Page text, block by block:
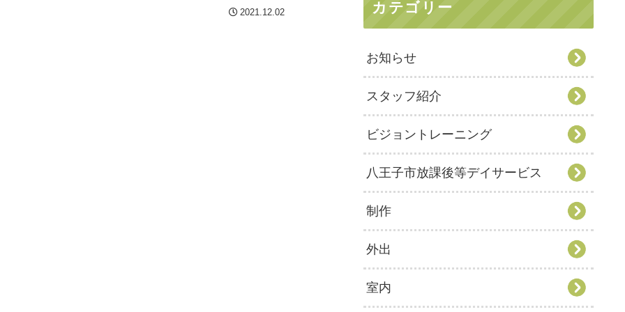
2021.12.02 カテゴリー
お知らせ
スタッフ紹介
ビジョントレーニング
八王子市放課後等デイサービス
制作
外出
室内